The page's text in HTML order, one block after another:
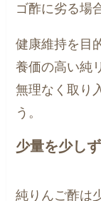
ゴ酢に劣る場
健康維持を目
養価の高い純
無理なく取り
う。
少量を少し
純りんご酢は